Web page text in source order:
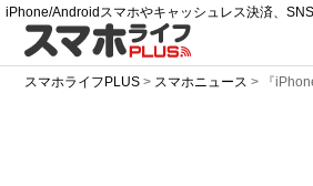
iPhone/Androidスマホやキャッシュレス決済、
スマホライフPLUS > スマホニュース > 『